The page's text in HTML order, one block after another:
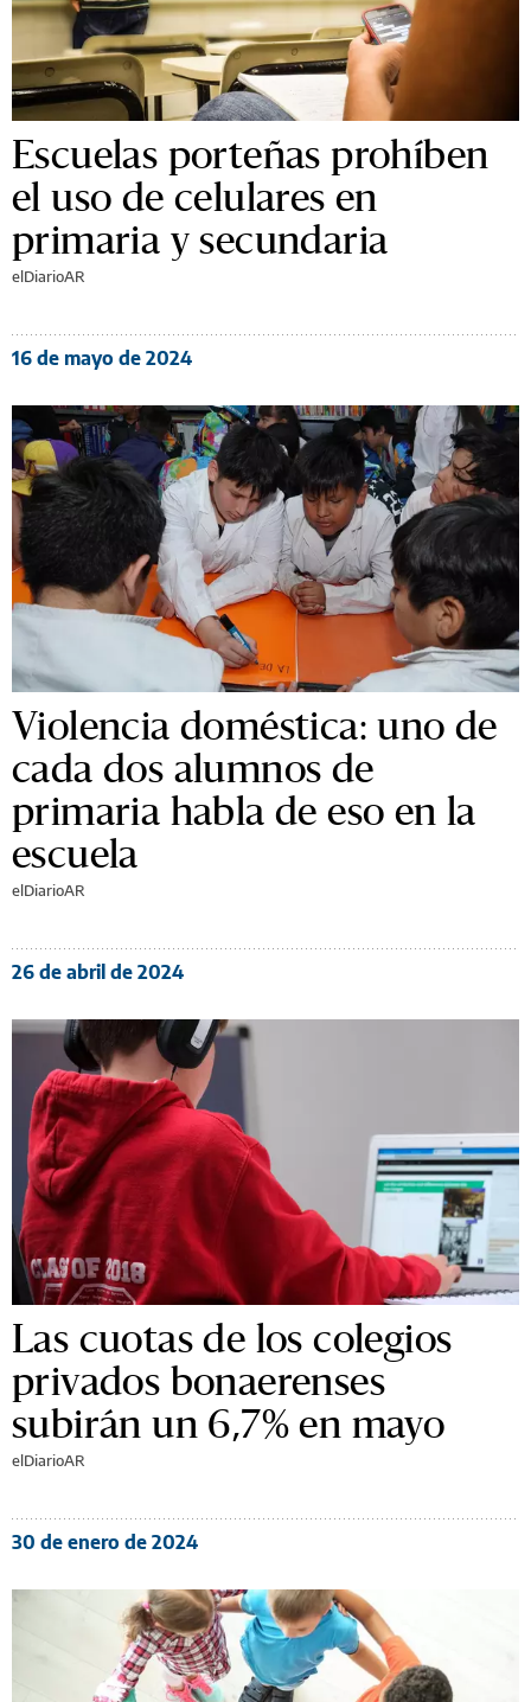
Escuelas porteñas prohíben
el uso de celulares en
primaria y secundaria
elDiarioAR
16 de mayo de 2024
Violencia doméstica: uno de
cada dos alumnos de
primaria habla de eso en la
escuela
elDiarioAR
26 de abril de 2024
Las cuotas de los colegios
privados bonaerenses
subirán un 6,7% en mayo
elDiarioAR
30 de enero de 2024